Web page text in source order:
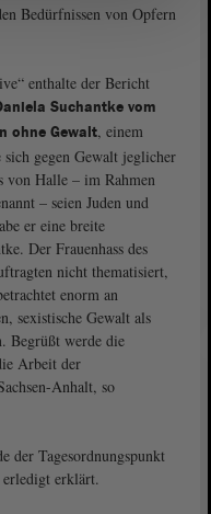
Bedürfnissen von Opfern
enthalte der Bericht
Suchantke vom
ohne Gewalt, einem
gegen Gewalt jeglicher
von Halle – im Rahmen
– seien Juden und
er eine breite
Der Frauenhass des
nicht thematisiert,
enorm an
sexistische Gewalt als
Begrüßt werde die
Arbeit der
Anhalt, so
der Tagesordnungspunkt
erledigt erklärt.